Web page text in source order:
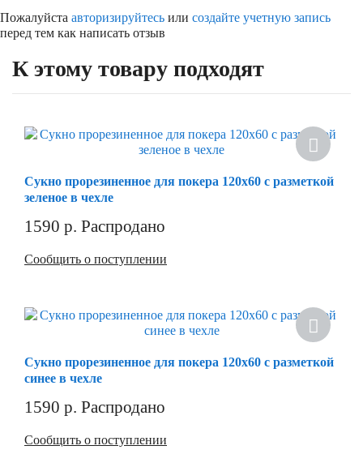
Пожалуйста авторизируйтесь или создайте учетную запись
перед тем как написать отзыв
К этому товару подходят
Сукно прорезиненное для покера 120х60 с разметкой
зеленое в чехле
1590 р. Распродано
Сообщить о поступлении
Сукно прорезиненное для покера 120х60 с разметкой
синее в чехле
1590 р. Распродано
Сообщить о поступлении